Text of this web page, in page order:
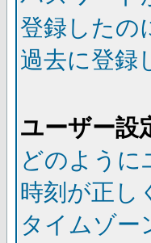
登録したの
過去に登録
ユーザー設
どのように
時刻が正し
タイムゾー